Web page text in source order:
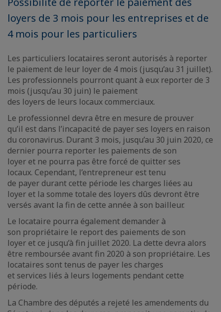
loyers de 3 mois pour les entreprises et de
4 mois pour les particuliers
Les particuliers locataires seront autorisés à reporter
le paiement de leur loyer de 4 mois (jusqu’au 31 juillet).
Les professionnels pourront quant à eux reporter de 3
mois (jusqu’au 30 juin) le paiement
des loyers de leurs locaux commerciaux.
Le professionnel devra être en mesure de prouver
qu’il est dans l’incapacité de payer ses loyers en raison
du coronavirus. Durant 3 mois, jusqu’au 30 juin 2020, ce
dernier pourra reporter les paiements de son
loyer et ne pourra pas être forcé de quitter ses
locaux. Cependant, l’entrepreneur est tenu
de payer durant cette période les charges liées au
loyer et la somme totale des loyers dûs devront être
versés avant la fin de cette année à son bailleur.
Le locataire pourra également demander à
son propriétaire le report des paiements de son
loyer et ce jusqu’à fin juillet 2020. La dette devra alors
être remboursée avant fin 2020 à son propriétaire. Les
locataires sont tenus de payer les charges
et services liés à leurs logements pendant cette
période.
La Chambre des députés a rejeté les amendements du